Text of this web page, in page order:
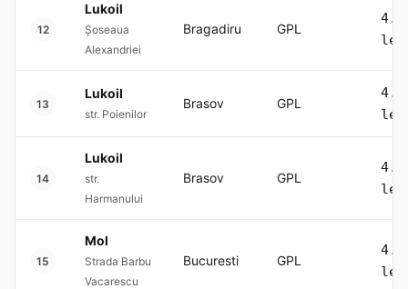
12
Lukoil
Șoseaua
Alexandriei
Bragadiru GPL
13
Lukoil
str. Poienilor
Brasov GPL
14
Lukoil
str.
Harmanului
Brasov GPL
15
Mol
Strada Barbu
Vacarescu
Bucuresti GPL